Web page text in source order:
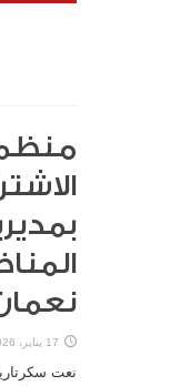
17 يناير، 2026
نعت